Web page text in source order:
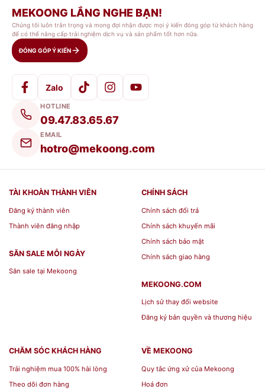
MEKOONG LẮNG NGHE BẠN!
Chúng tôi luôn trân trọng và mong đợi nhận được mọi ý kiến đóng góp từ khách hàng
để có thể nâng cấp trải nghiệm dịch vụ và sản phẩm tốt hơn nữa.
ĐÓNG GÓP Ý KIẾN
Zalo
HOTLINE
09.47.83.65.67
EMAIL
hotro@mekoong.com
TÀI KHOÀN THÀNH VIÊN
Đăng ký thành viên
Thành viên đăng nhập
SĂN SALE MỖI NGÀY
Săn sale tại Mekoong
CHÍNH SÁCH
Chính sách đổi trả
Chính sách khuyến mãi
Chính sách bảo mật
Chính sách giao hàng
MEKOONG.COM
Lịch sử thay đổi website
Đăng ký bản quyền và thương hiệu
CHĂM SÓC KHÁCH HÀNG
Trải nghiệm mua 100% hài lòng
Theo dõi đơn hàng
VỀ MEKOONG
Quy tắc ứng xử của Mekoong
Hoá đơn